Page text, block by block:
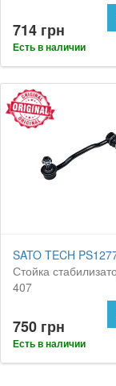
714 грн
Есть в наличии
SATO TECH
Стойка
407
750 грн
Есть в наличии